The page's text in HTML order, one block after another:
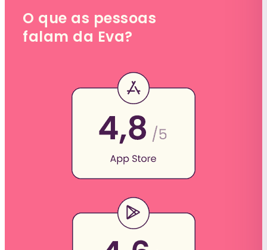
O que as pessoas
falam da Eva?